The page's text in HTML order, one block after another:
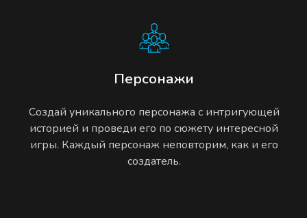
Персонажи
Создай уникального персонажа с интригующей
историей и проведи его по сюжету интересной
игры. Каждый персонаж неповторим, как и его
создатель.